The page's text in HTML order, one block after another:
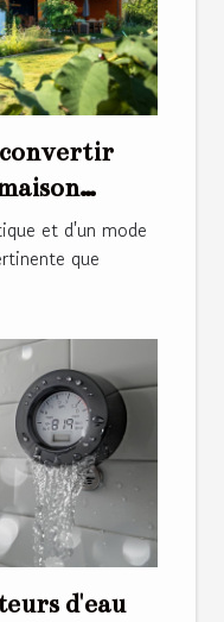
convertir
et d'un mode
que
d'eau